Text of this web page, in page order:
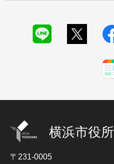
横浜市役所
〒231-0005